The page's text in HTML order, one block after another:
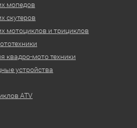
мопедов
скутеров
мотоциклов и трициклов
квадро-мото техники
устройства
ATV